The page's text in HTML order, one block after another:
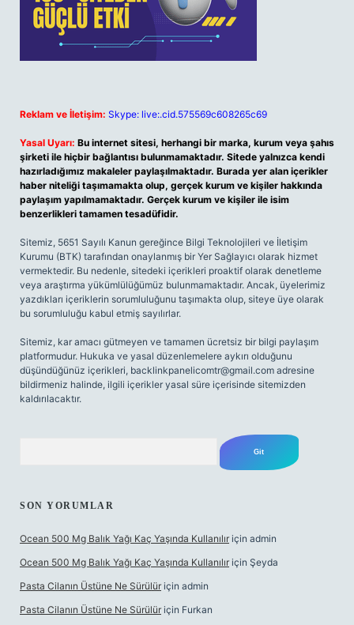
Reklam ve İletişim: Skype: live:.cid.575569c608265c69
Yasal Uyarı: Bu internet sitesi, herhangi bir marka, kurum veya şahıs
şirketi ile hiçbir bağlantısı bulunmamaktadır. Sitede yalnızca kendi
hazırladığımız makaleler paylaşılmaktadır. Burada yer alan içerikler
haber niteliği taşımamakta olup, gerçek kurum ve kişiler hakkında
paylaşım yapılmamaktadır. Gerçek kurum ve kişiler ile isim
benzerlikleri tamamen tesadüfidir.
Sitemiz, 5651 Sayılı Kanun gereğince Bilgi Teknolojileri ve İletişim
Kurumu (BTK) tarafından onaylanmış bir Yer Sağlayıcı olarak hizmet
vermektedir. Bu nedenle, sitedeki içerikleri proaktif olarak denetleme
veya araştırma yükümlülüğümüz bulunmamaktadır. Ancak, üyelerimiz
yazdıkları içeriklerin sorumluluğunu taşımakta olup, siteye üye olarak
bu sorumluluğu kabul etmiş sayılırlar.
Sitemiz, kar amacı gütmeyen ve tamamen ücretsiz bir bilgi paylaşım
platformudur. Hukuka ve yasal düzenlemelere aykırı olduğunu
düşündüğünüz içerikleri, backlinkpanelicomtr@gmail.com adresine
bildirmeniz halinde, ilgili içerikler yasal süre içerisinde sitemizden
kaldırılacaktır.
SON YORUMLAR
Ocean 500 Mg Balık Yağı Kaç Yaşında Kullanılır için admin
Ocean 500 Mg Balık Yağı Kaç Yaşında Kullanılır için Şeyda
Pasta Cilanın Üstüne Ne Sürülür için admin
Pasta Cilanın Üstüne Ne Sürülür için Furkan